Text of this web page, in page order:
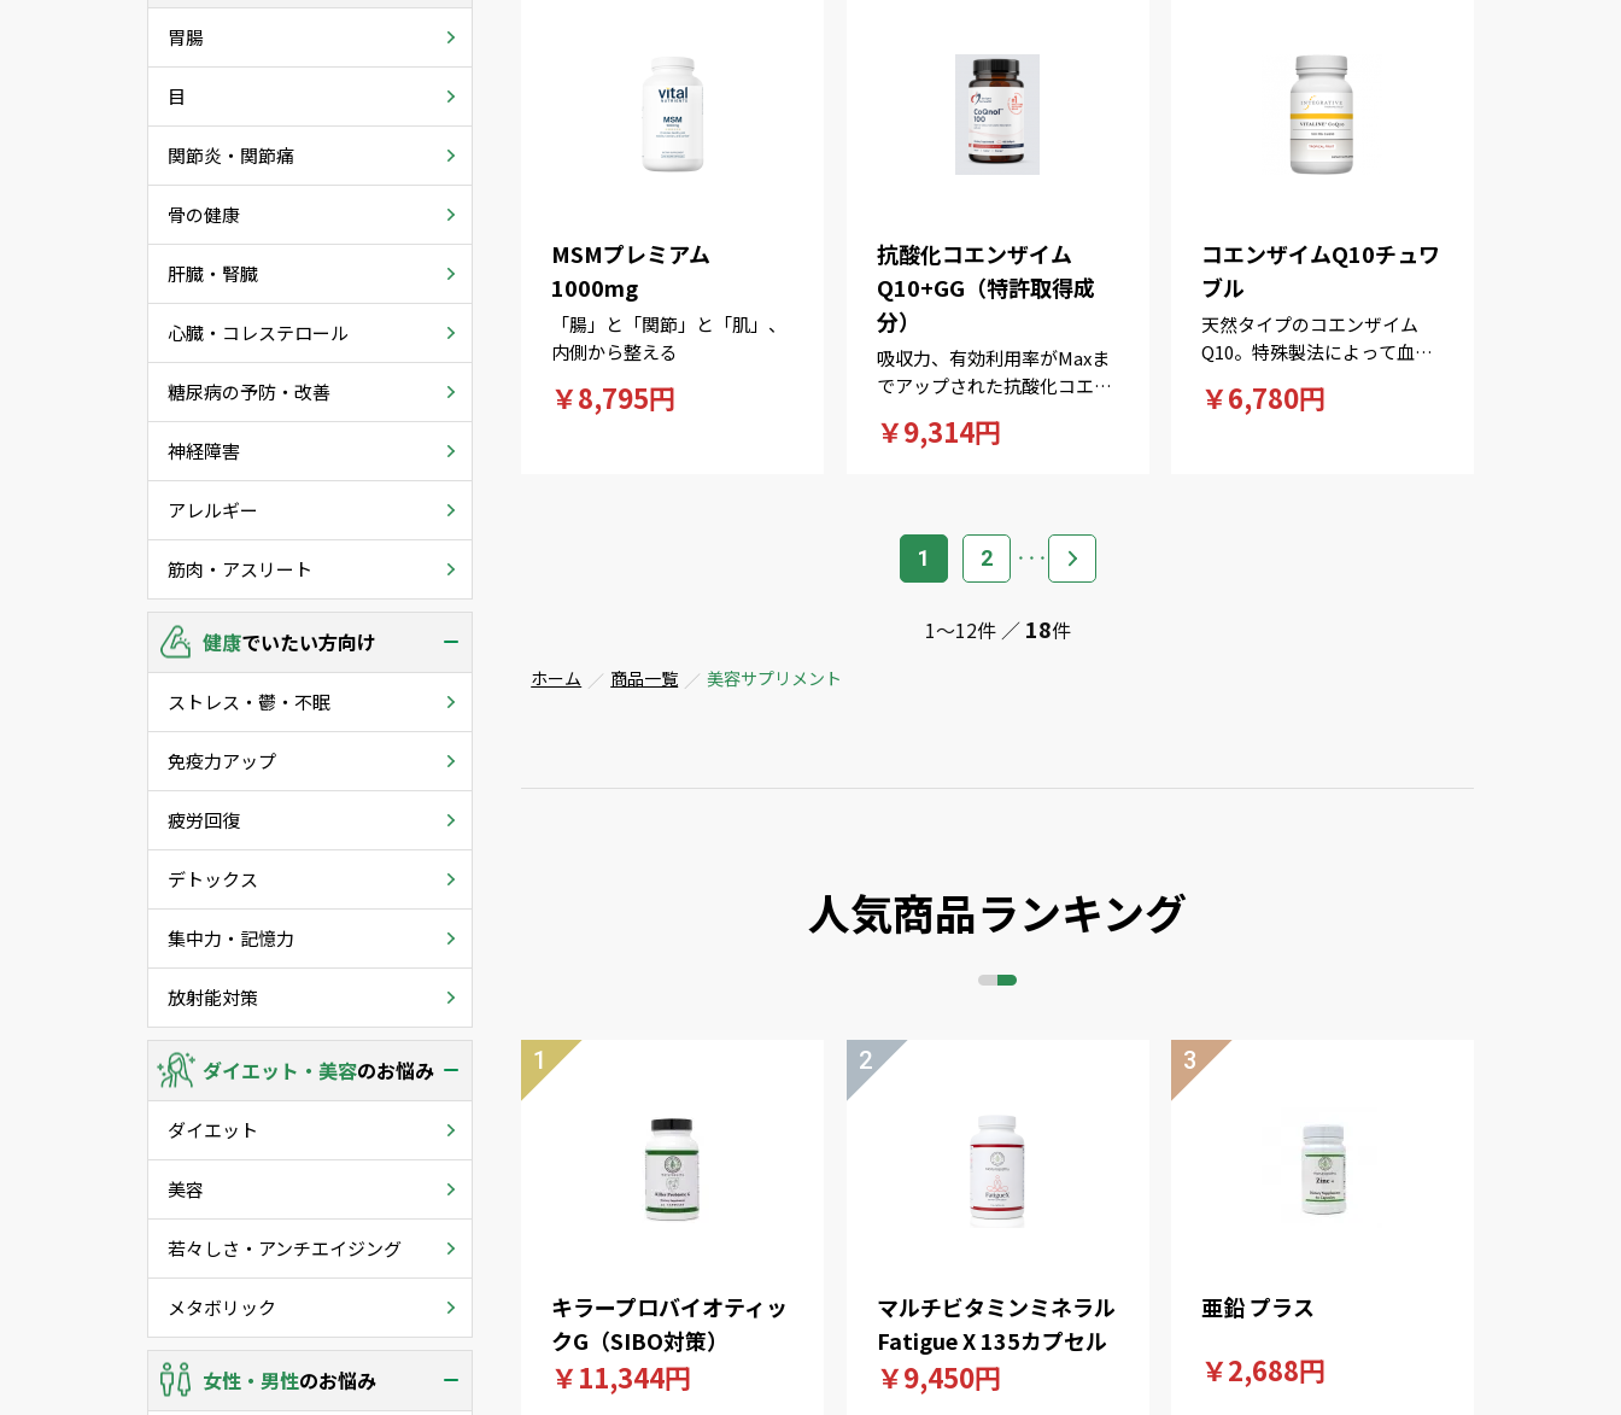
胃腸
目
関節炎・関節痛
骨の健康
肝臓・腎臓
心臓・コレステロール
糖尿病の予防・改善
神経障害
アレルギー
筋肉・アスリート
健康でいたい方向け
ストレス・鬱・不眠
免疫力アップ
疲労回復
デトックス
集中力・記憶力
放射能対策
ダイエット・美容のお悩み
ダイエット
美容
若々しさ・アンチエイジング
メタボリック
女性・男性のお悩み
MSMプレミアム
1000mg
「腸」と「関節」と「肌」、
内側から整える
￥8,795円
抗酸化コエンザイム
Q10+GG（特許取得成
分）
吸収力、有効利用率がMaxま
でアップされた抗酸化コエン
￥9,314円
コエンザイムQ10チュワ
ブル
天然タイプのコエンザイム
Q10。特殊製法によって血中
が認められた製品です。
￥6,780円
1 2
1～12件 ／ 18件
ホーム 商品一覧 美容サプリメント
人気商品ランキング
キラープロバイオティッ
クG（SIBO対策）
￥11,344円
マルチビタミンミネラル
Fatigue X 135カプセル
￥9,450円
亜鉛 プラス
￥2,688円